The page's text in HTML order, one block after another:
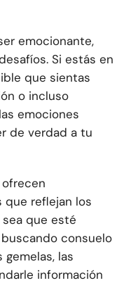
emocionante,
Si estás en
que sientas
o incluso
emociones
de verdad a tu
que reflejan los
que esté
consuelo
las
información